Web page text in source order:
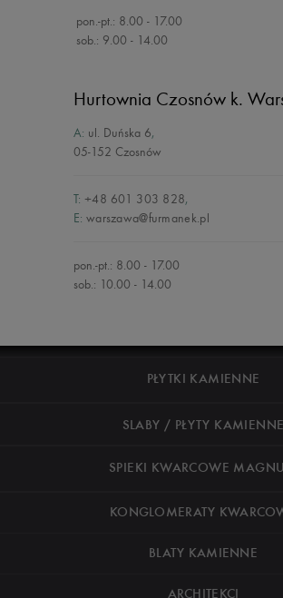
pon.-pt.: 8.00 - 17.00
sob.: 9.00 - 14.00
Hurtownia Czosnów k.
A: ul. Duńska 6,
05-152 Czosnów
T: +48 601 303 828,
E: warszawa@furmanek.pl
pon.-pt.: 8.00 - 17.00
sob.: 10.00 - 14.00
PŁYTKI KAMIENNE
SLABY / PŁYTY KAMIENNE
SPIEKI KWARCOWE
KONGLOMERATY
BLATY KAMIENNE
ARCHITEKCI